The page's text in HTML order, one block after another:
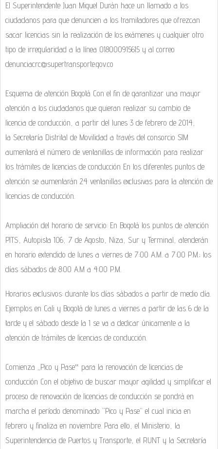
El Superintendente Juan Miguel Durán hace un llamado a los
ciudadanos para que denuncien a los tramitadores que ofrezcan
sacar licencias sin la realización de los exámenes y cualquier otro
tipo de irregularidad a la línea 018000915615 y al correo
denunciacrc@supertransporte.gov.co
Esquema de atención Bogotá Con el fin de garantizar una mayor
atención a los ciudadanos que quieran realizar su cambio de
licencia de conducción, a partir del lunes 3 de febrero de 2014,
la Secretaría Distrital de Movilidad a través del consorcio SIM
aumentará el número de ventanillas de información para realizar
los trámites de licencias de conducción En los diferentes puntos de
atención se aumentarán 24 ventanillas exclusivas para la atención de
licencias de conducción.
Ampliación del horario de servicio: En Bogotá los puntos de atención
PITS, Autopista 106, 7 de Agosto, Niza, Sur y Terminal, atenderán
en horario extendido de lunes a viernes de 7:00 A.M. a 7:00 P.M.; los
días sábados de 8:00 A.M a 4:00 P.M.
Horarios exclusivos: durante los días sábados a partir de medio día.
Ejemplos en Cali y Bogotá de lunes a viernes a partir de las 6 de la
tarde y el sábado desde la 1 se va a dedicar únicamente a la
atención de trámites de licencias de conducción.
Comienza „Pico y Pase‟ para la renovación de licencias de
conducción Con el objetivo de buscar mayor agilidad y simplificar el
proceso de renovación de licencias de conducción se pondrá en
marcha el período denominado “Pico y Pase” el cual inicia en
febrero y finaliza en noviembre. Para ello, el Ministerio, la
Superintendencia de Puertos y Transporte, el RUNT y la Secretaría